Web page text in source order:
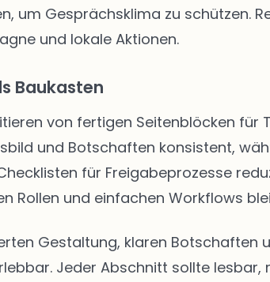
um Gesprächsklima zu schützen.
und lokale Aktionen.
Baukasten
von fertigen Seitenblöcken für
und Botschaften konsistent,
für Freigabeprozesse
Rollen und einfachen Workflows
Gestaltung, klaren Botschaften
Jeder Abschnitt sollte